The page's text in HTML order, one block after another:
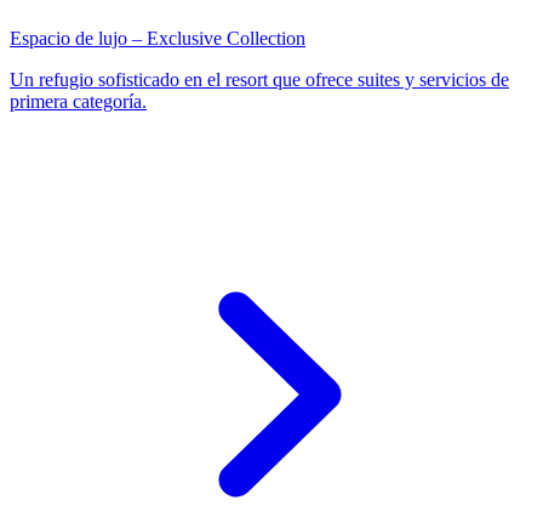
Espacio de lujo – Exclusive Collection
Un refugio sofisticado en el resort que ofrece suites y servicios de
primera categoría.